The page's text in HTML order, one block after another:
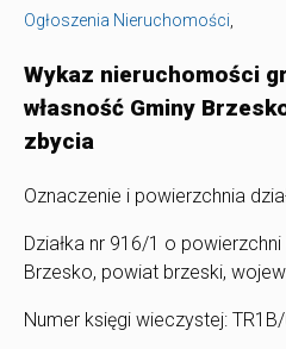
Ogłoszenia Nieruchomości
Wykaz nieruchomości
własność Gminy
zbycia
Oznaczenie i powierzchnia
Działka nr 916/1 o
Brzesko, powiat brzeski,
Numer księgi wieczystej: